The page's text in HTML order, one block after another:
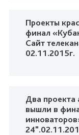
Проекты
финал
Сайт
02.11.2015г.
Два проекта
вышли в